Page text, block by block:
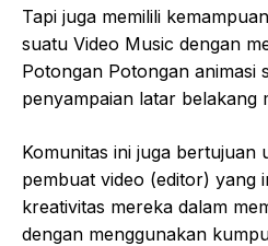
Tapi juga memilili
suatu Video Music dengan
Potongan Potongan animasi
penyampaian latar belakang
Komunitas ini juga bertujuan
pembuat video (editor) yang
kreativitas mereka dalam
dengan menggunakan